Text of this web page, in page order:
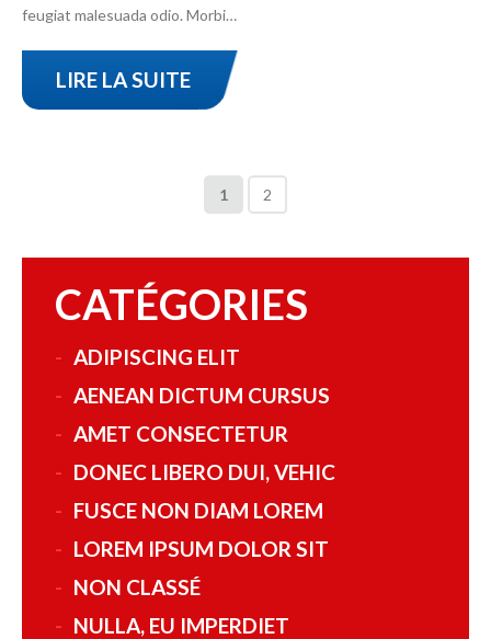
feugiat malesuada odio. Morbi…
LIRE LA SUITE
1 2
CATÉGORIES
ADIPISCING ELIT
AENEAN DICTUM CURSUS
AMET CONSECTETUR
DONEC LIBERO DUI, VEHIC
FUSCE NON DIAM LOREM
LOREM IPSUM DOLOR SIT
NON CLASSÉ
NULLA, EU IMPERDIET